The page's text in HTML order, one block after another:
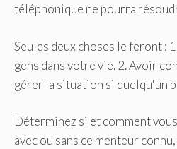
téléphonique ne pourra
Seules deux choses le feront :
gens dans votre vie. 2. Avoir
gérer la situation si quelqu'un
Déterminez si et comment
avec ou sans ce menteur